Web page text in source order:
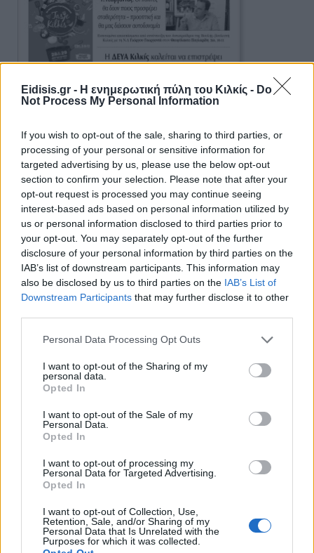
Eidisis.gr - Η ενημερωτική πύλη του Κιλκίς - Do
Not Process My Personal Information
If you wish to opt-out of the sale, sharing to third parties, or
processing of your personal or sensitive information for
targeted advertising by us, please use the below opt-out
section to confirm your selection. Please note that after your
opt-out request is processed you may continue seeing
interest-based ads based on personal information utilized by
us or personal information disclosed to third parties prior to
your opt-out. You may separately opt-out of the further
disclosure of your personal information by third parties on the
IAB’s list of downstream participants. This information may
also be disclosed by us to third parties on the IAB’s List of
Downstream Participants that may further disclose it to other
Personal Data Processing Opt Outs
I want to opt-out of the Sharing of my
personal data.
Opted In
I want to opt-out of the Sale of my
Personal Data.
Opted In
I want to opt-out of processing my
Personal Data for Targeted Advertising.
Opted In
I want to opt-out of Collection, Use,
Retention, Sale, and/or Sharing of my
Personal Data that Is Unrelated with the
Purposes for which it was collected.
Ειδήσεις 5-8-2026
ΑΠΟΨΕΙΣ
Εδώ Παππάς, εκεί Παππάς, που είναι
ο ΣΥΡΙΖΑ και οι Κιλκισιώτες